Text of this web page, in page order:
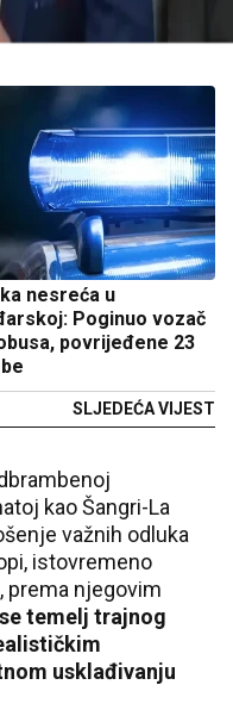
nesreća u
Poginuo vozač
povrijeđene 23
SLJEDEĆA VIJEST
kao Šangri-La
važnih odluka
istovremeno
prema njegovim
temelj trajnog
usklađivanju